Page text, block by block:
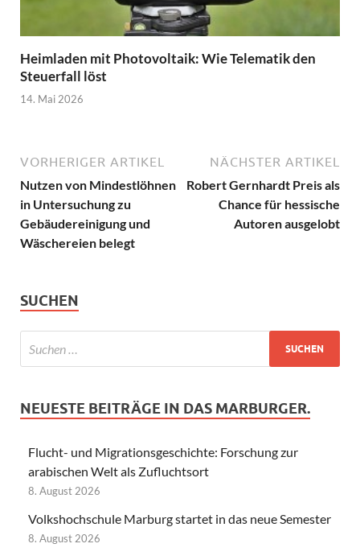
Heimladen mit Photovoltaik: Wie Telematik den
Steuerfall löst
14. Mai 2026
VORHERIGER ARTIKEL
Nutzen von Mindestlöhnen
in Untersuchung zu
Gebäudereinigung und
Wäschereien belegt
NÄCHSTER ARTIKEL
Robert Gernhardt Preis als
Chance für hessische
Autoren ausgelobt
SUCHEN
NEUESTE BEITRÄGE IN DAS MARBURGER.
Flucht- und Migrationsgeschichte: Forschung zur
arabischen Welt als Zufluchtsort
8. August 2026
Volkshochschule Marburg startet in das neue Semester
8. August 2026